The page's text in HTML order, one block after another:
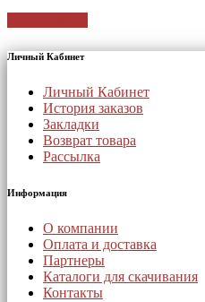
Личный Кабинет
Личный Кабинет
История заказов
Закладки
Возврат товара
Рассылка
Информация
О компании
Оплата и доставка
Партнеры
Каталоги для скачивания
Контакты